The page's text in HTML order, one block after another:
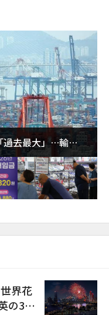
過去最大」…輸出
界花
の3カ